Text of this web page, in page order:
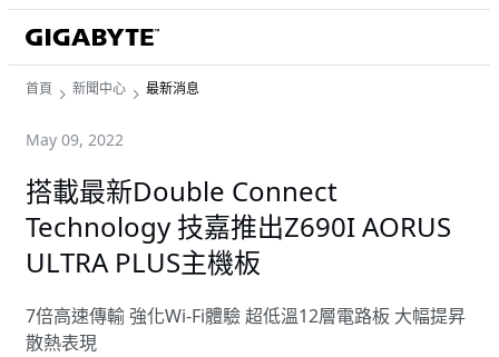
首頁 新聞中心 最新消息
May 09, 2022
搭載最新Double Connect
Technology 技嘉推出Z690I AORUS
ULTRA PLUS主機板
7倍高速傳輸 強化Wi-Fi體驗 超低溫12層電路板 大幅提昇
散熱表現